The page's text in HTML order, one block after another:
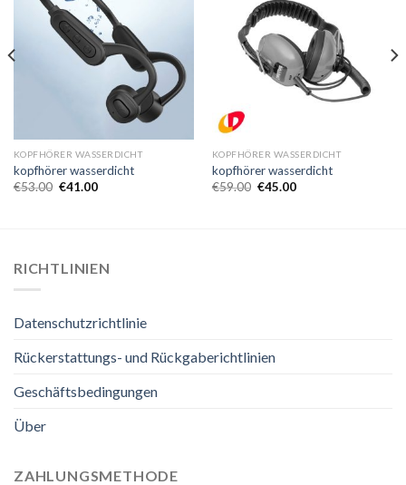
KOPFHÖRER WASSERDICHT
kopfhörer wasserdicht
€53.00 €41.00
KOPFHÖRER WASSERDICHT
kopfhörer wasserdicht
€59.00 €45.00
RICHTLINIEN
Datenschutzrichtlinie
Rückerstattungs- und Rückgaberichtlinien
Geschäftsbedingungen
Über
ZAHLUNGSMETHODE